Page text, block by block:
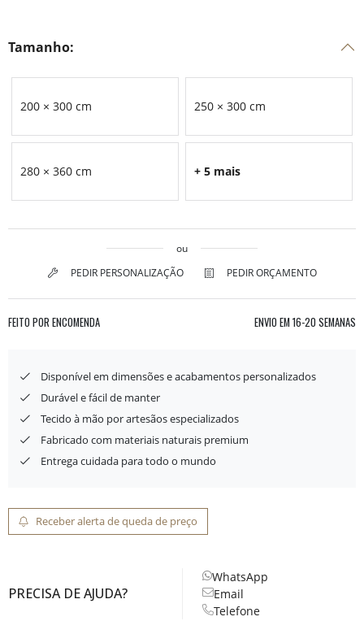
Tamanho:
200 × 300 cm 250 × 300 cm
280 × 360 cm + 5 mais
ou
PEDIR PERSONALIZAÇÃO
PEDIR ORÇAMENTO
FEITO POR ENCOMENDA ENVIO EM 16-20 SEMANAS
Disponível em dimensões e acabamentos personalizados
Durável e fácil de manter
Tecido à mão por artesãos especializados
Fabricado com materiais naturais premium
Entrega cuidada para todo o mundo
Receber alerta de queda de preço
PRECISA DE AJUDA?
WhatsApp
Email
Telefone